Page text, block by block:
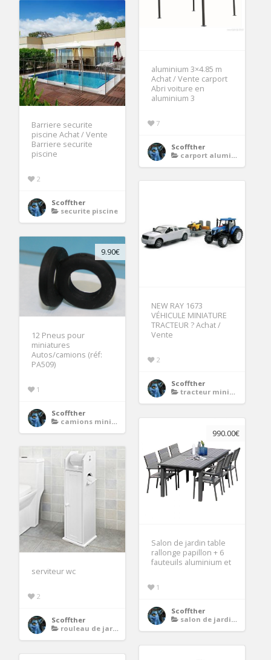
aluminium 3×4.85 m
Achat / Vente carport
Abri voiture en
aluminium 3
7
Scoffther
carport aluminium
Barriere securite
piscine Achat / Vente
Barriere securite
piscine
2
Scoffther
securite piscine
NEW RAY 1673
VÉHICULE MINIATURE
TRACTEUR ? Achat /
Vente
2
Scoffther
tracteur miniature
9.90€
12 Pneus pour
miniatures
Autos/camions (réf:
PA509)
1
Scoffther
camions miniatures
990.00€
Salon de jardin table
rallonge papillon + 6
fauteuils aluminium et
1
Scoffther
salon de jardin aluminium 8 places
serviteur wc
2
Scoffther
rouleau de jardin